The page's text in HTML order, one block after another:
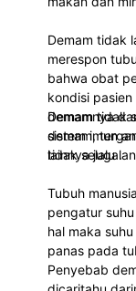
Demam tidak
merespon
bahwa obat
kondisi
demamnya
sistem imun
tidak selalu
Demam tidak
demam,
lainnya juga.
Tubuh
pengatur
hal maka
panas pada
Penyebab